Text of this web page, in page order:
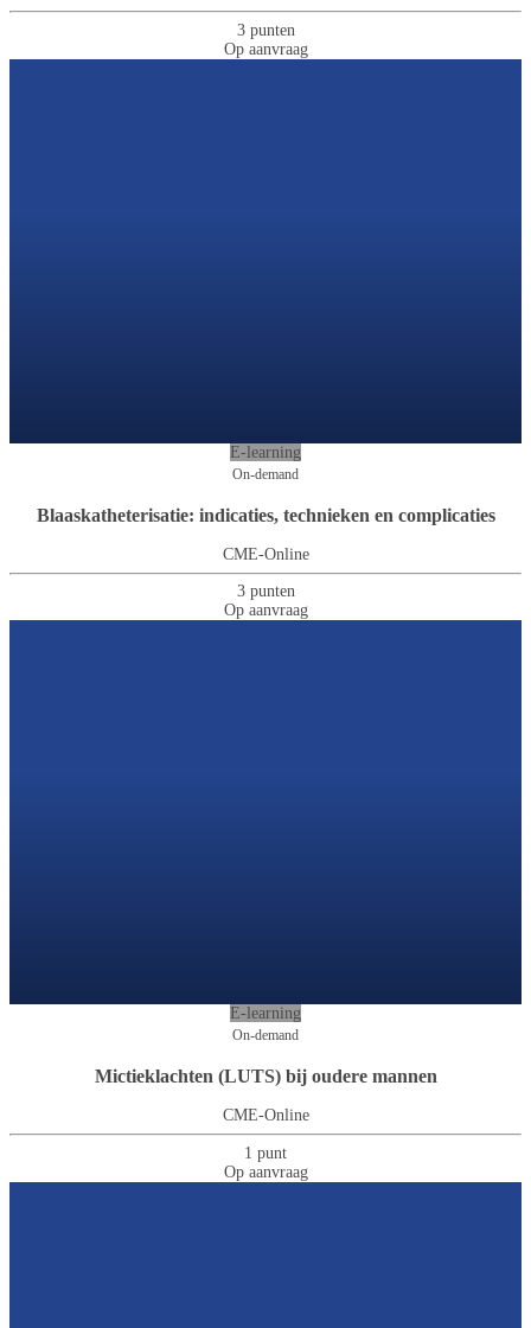
3 punten
Op aanvraag
E-learning
On-demand
Blaaskatheterisatie: indicaties, technieken en complicaties
CME-Online
3 punten
Op aanvraag
E-learning
On-demand
Mictieklachten (LUTS) bij oudere mannen
CME-Online
1 punt
Op aanvraag